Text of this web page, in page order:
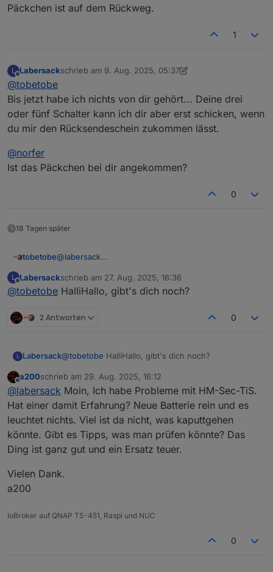
Päckchen ist auf dem Rückweg.
1
L
Offline
Labersackschrieb am 9. Aug. 2025, 05:37
zuletzt editiert von Labersack8. Sept. 2025, 07:37
@tobetobe
Bis jetzt habe ich nichts von dir gehört... Deine drei
oder fünf Schalter kann ich dir aber erst schicken, wenn
du mir den Rücksendeschein zukommen lässt.
@norfer
Ist das Päckchen bei dir angekommen?
0
18 Tagen später
tobetobe@labersack
schön, dass es dein Angebot noch immer gibt. Ich
habe mittlerweile 4 Stück HM-LC-Sw1-FM mit
HM-LC-Sw2-FM (Fehler unbekannt) hier liegen. Ich
Deinen ersten Post habe ich gelesen und bin mit den
Bedingungen einverstanden. Bitte schicke mir deine
L
Offline
Labersackschrieb am 27. Aug. 2025, 16:36
zuletzt editiert von
@tobetobe HalliHallo, gibt's dich noch?
2 Antworten 0
L Labersack@tobetobe HalliHallo, gibt's dich noch?
Offline
a200schrieb am 29. Aug. 2025, 16:12
zuletzt editiert von
@labersack Moin, Ich habe Probleme mit HM-Sec-TiS.
Hat einer damit Erfahrung? Neue Batterie rein und es
leuchtet nichts. Viel ist da nicht, was kaputtgehen
könnte. Gibt es Tipps, was man prüfen könnte? Das
Ding ist ganz gut und ein Ersatz teuer.
Vielen Dank.
a200
IoBroker auf QNAP TS-451, Raspi und NUC
0